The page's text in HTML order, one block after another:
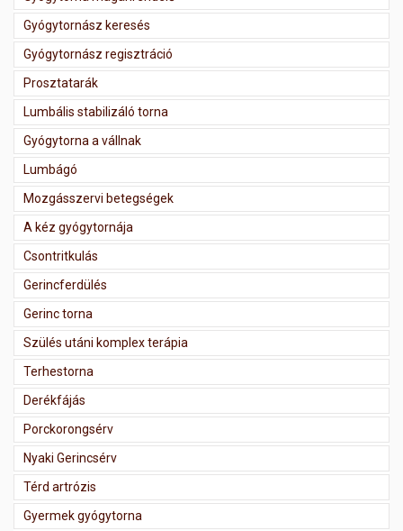
Gyógytornász keresés
Gyógytornász regisztráció
Prosztatarák
Lumbális stabilizáló torna
Gyógytorna a vállnak
Lumbágó
Mozgásszervi betegségek
A kéz gyógytornája
Csontritkulás
Gerincferdülés
Gerinc torna
Szülés utáni komplex terápia
Terhestorna
Derékfájás
Porckorongsérv
Nyaki Gerincsérv
Térd artrózis
Gyermek gyógytorna